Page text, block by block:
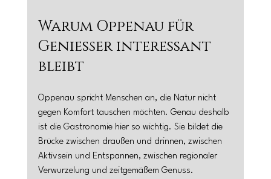
Warum Oppenau für
Genießer interessant
bleibt
Oppenau spricht Menschen an, die Natur nicht
gegen Komfort tauschen möchten. Genau deshalb
ist die Gastronomie hier so wichtig. Sie bildet die
Brücke zwischen draußen und drinnen, zwischen
Aktivsein und Entspannen, zwischen regionaler
Verwurzelung und zeitgemäßem Genuss.